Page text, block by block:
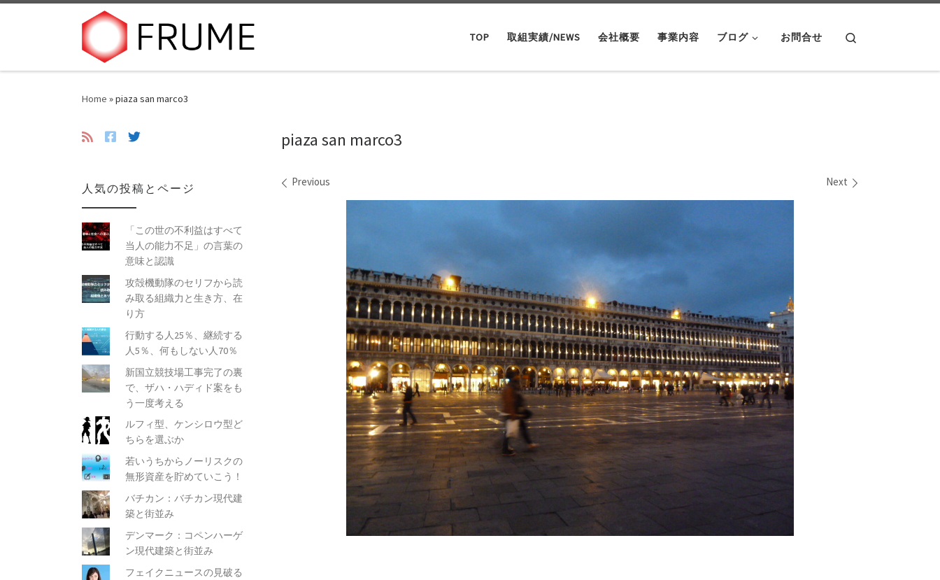
Skip to content
TOP 取組実績/NEWS 会社概要 事業内容 ブログ お問合せ
Home »piaza san marco3
piaza san marco3
Images navigation
Previous Next
人気の投稿とページ
「この世の不利益はすべて
当人の能力不足」の言葉の
意味と認識
攻殻機動隊のセリフから読
み取る組織力と生き方、在
り方
行動する人25％、継続する
人5％、何もしない人70％
新国立競技場工事完了の裏
で、ザハ・ハディド案をも
う一度考える
ルフィ型、ケンシロウ型ど
ちらを選ぶか
若いうちからノーリスクの
無形資産を貯めていこう！
バチカン：バチカン現代建
築と街並み
デンマーク：コペンハーゲ
ン現代建築と街並み
フェイクニュースの見破る